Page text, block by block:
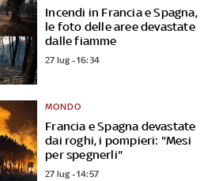
Incendi in Francia e Spagna,
le foto delle aree devastate
dalle fiamme
27 lug - 16:34
Francia e Spagna devastate
dai roghi, i pompieri: "Mesi
per spegnerli"
MONDO
27 lug - 14:57